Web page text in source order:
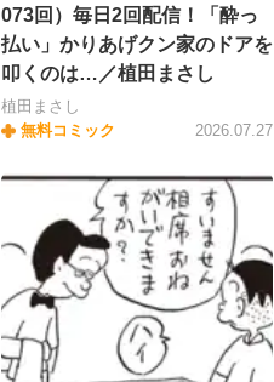
073回）毎日2回配信！「酔っ
払い」かりあげクン家のドアを
叩くのは…／植田まさし
植田まさし
無料コミック
2026.07.27